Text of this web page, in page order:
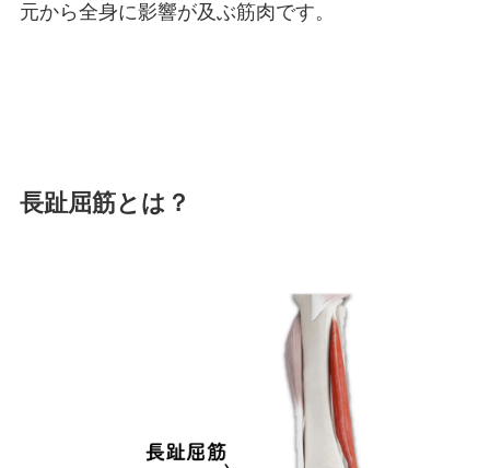
元から全身に影響が及ぶ筋肉です。
長趾屈筋とは？